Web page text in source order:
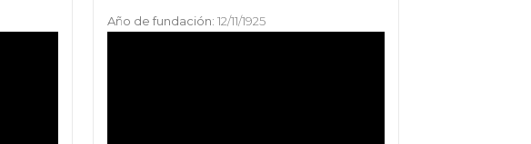
Año de fundación: 12/11/1925